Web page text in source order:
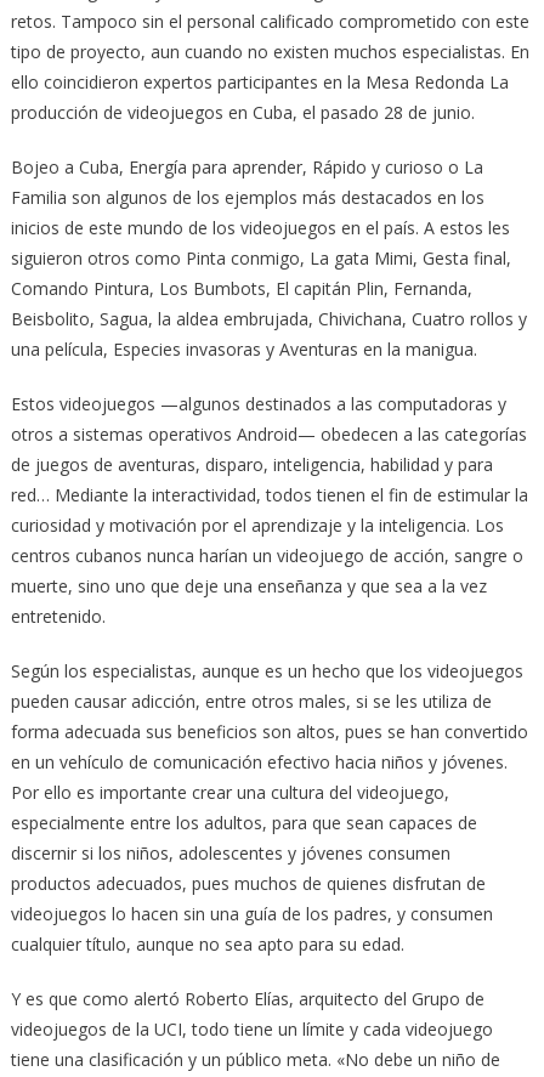
retos. Tampoco sin el personal calificado comprometido con este
tipo de proyecto, aun cuando no existen muchos especialistas. En
ello coincidieron expertos participantes en la Mesa Redonda La
producción de videojuegos en Cuba, el pasado 28 de junio.
Bojeo a Cuba, Energía para aprender, Rápido y curioso o La
Familia son algunos de los ejemplos más destacados en los
inicios de este mundo de los videojuegos en el país. A estos les
siguieron otros como Pinta conmigo, La gata Mimi, Gesta final,
Comando Pintura, Los Bumbots, El capitán Plin, Fernanda,
Beisbolito, Sagua, la aldea embrujada, Chivichana, Cuatro rollos y
una película, Especies invasoras y Aventuras en la manigua.
Estos videojuegos —algunos destinados a las computadoras y
otros a sistemas operativos Android— obedecen a las categorías
de juegos de aventuras, disparo, inteligencia, habilidad y para
red… Mediante la interactividad, todos tienen el fin de estimular la
curiosidad y motivación por el aprendizaje y la inteligencia. Los
centros cubanos nunca harían un videojuego de acción, sangre o
muerte, sino uno que deje una enseñanza y que sea a la vez
entretenido.
Según los especialistas, aunque es un hecho que los videojuegos
pueden causar adicción, entre otros males, si se les utiliza de
forma adecuada sus beneficios son altos, pues se han convertido
en un vehículo de comunicación efectivo hacia niños y jóvenes.
Por ello es importante crear una cultura del videojuego,
especialmente entre los adultos, para que sean capaces de
discernir si los niños, adolescentes y jóvenes consumen
productos adecuados, pues muchos de quienes disfrutan de
videojuegos lo hacen sin una guía de los padres, y consumen
cualquier título, aunque no sea apto para su edad.
Y es que como alertó Roberto Elías, arquitecto del Grupo de
videojuegos de la UCI, todo tiene un límite y cada videojuego
tiene una clasificación y un público meta. «No debe un niño de